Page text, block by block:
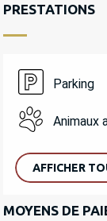
PRESTATIONS
Parking
Animaux
AFFICHER
MOYENS DE